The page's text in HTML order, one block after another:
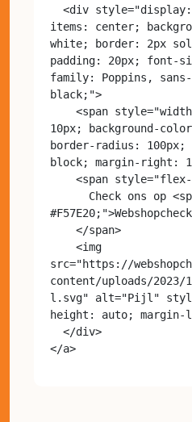
items: center;
white; border: 2px
padding: 20px; font-
family: Poppins,
black;">
10px; background-
border-radius:
block; margin-right:
src="https://
content/uploads/2023/
l.svg" alt="Pijl"
height: auto;